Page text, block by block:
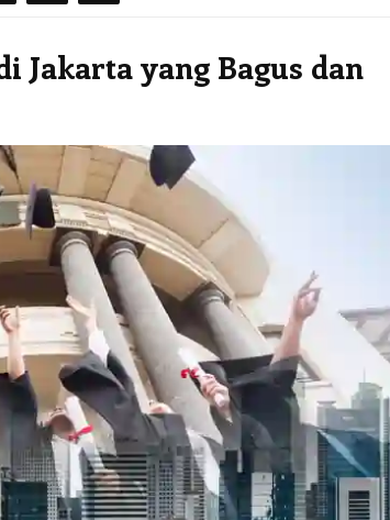
Jakarta yang Bagus dan